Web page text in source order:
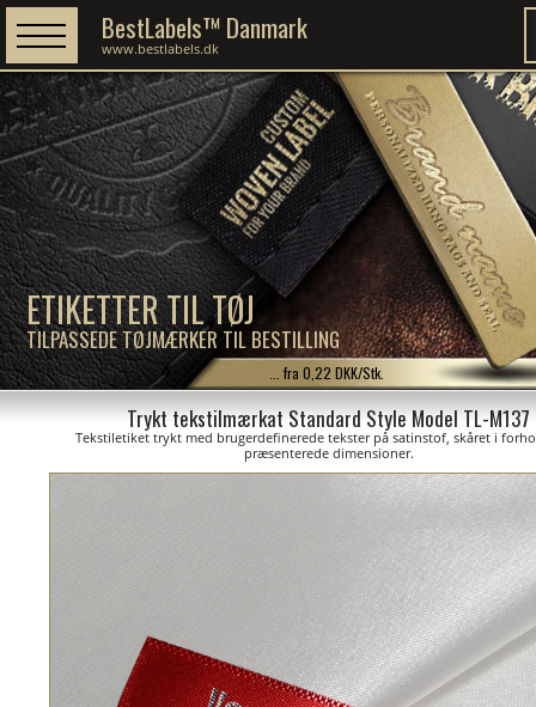
ETIKETTER TIL TØJ
TILPASSEDE TØJMÆRKER TIL BESTILLING
BestLabels™ Danmark
www.bestlabels.dk
... fra 0,22 DKK/Stk.
Trykt tekstilmærkat Standard Style Model TL-M137
Tekstiletiket trykt med brugerdefinerede tekster på satinstof, skåret i
præsenterede dimensioner.